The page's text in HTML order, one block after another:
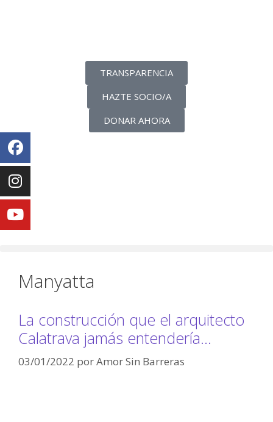
TRANSPARENCIA
HAZTE SOCIO/A
DONAR AHORA
Manyatta
La construcción que el arquitecto
Calatrava jamás entendería…
03/01/2022 porAmor Sin Barreras